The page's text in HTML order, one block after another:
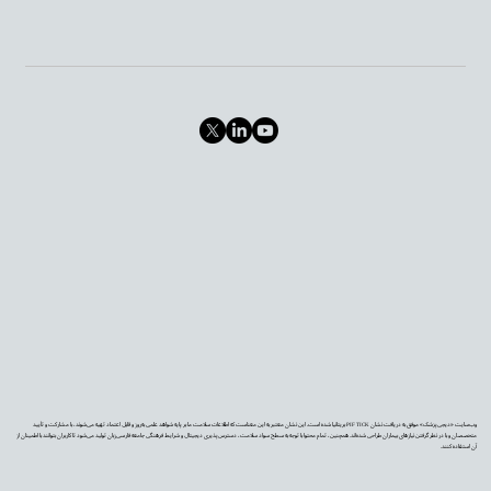
وب‌سایت «دیجی‌پزشک» موفق به دریافت نشان PIF TICK بریتانیا شده است. این نشان معتبر به این معناست که اطلاعات سلامت ما بر پایه شواهد علمی به‌روز و قابل اعتماد تهیه می‌شوند، با مشارکت و تأیید
متخصصان و با در نظر گرفتن نیازهای بیماران طراحی شده‌اند. همچنین، تمام محتوا با توجه به سطح سواد سلامت، دسترس‌پذیری دیجیتال و شرایط فرهنگی جامعه فارسی‌زبان تولید می‌شود تا کاربران بتوانند با اطمینان از
آن استفاده کنند.